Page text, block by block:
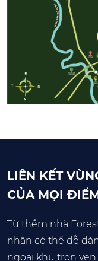
LIÊN KẾT
CỦA MỌI
Từ thềm nhà
nhân có thể dễ
ngoại khu trọn